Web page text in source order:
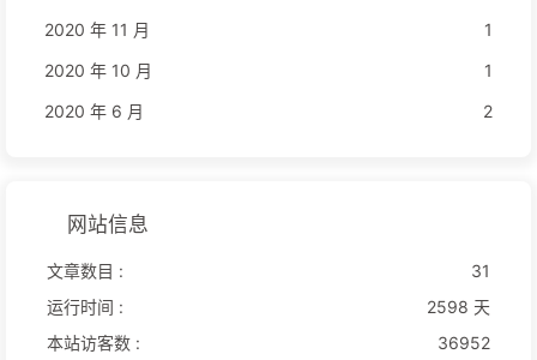
2020 年 11 月
1
2020 年 10 月
1
2020 年 6 月
2
网站信息
文章数目 :
31
运行时间 :
2598 天
本站访客数 :
36952